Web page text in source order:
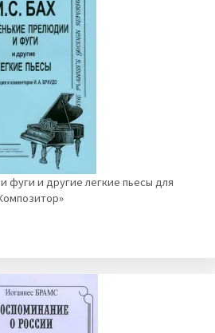
фуги и другие легкие пьесы для